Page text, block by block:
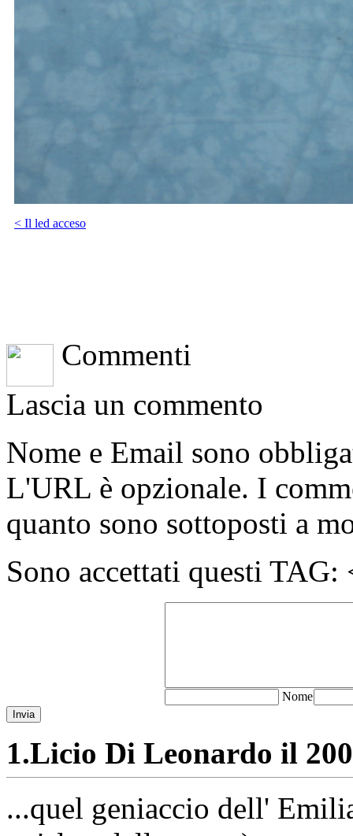
< Il led acceso
Commenti
Lascia un commento
Nome e Email sono
L'URL è opzionale. I
quanto sono sottoposti a
Sono accettati questi
Nome
Invia
1.Licio Di Leonardo il
...quel geniaccio dell'